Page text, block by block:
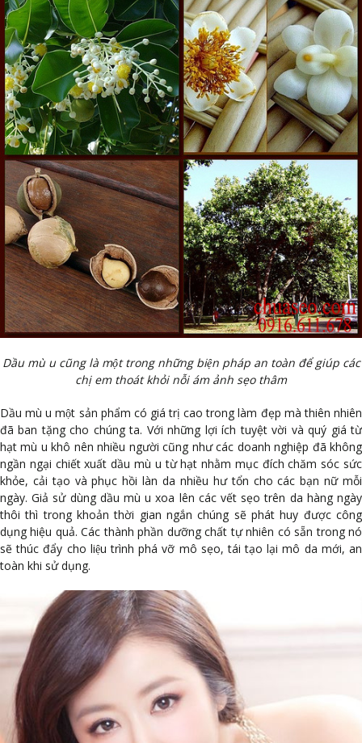
Dầu mù u cũng là một trong những biện pháp an toàn để giúp các
chị em thoát khỏi nỗi ám ảnh sẹo thâm
Dầu mù u một sản phẩm có giá trị cao trong làm đẹp mà thiên nhiên
đã ban tặng cho chúng ta. Với những lợi ích tuyệt vời và quý giá từ
hạt mù u khô nên nhiều người cũng như các doanh nghiệp đã không
ngần ngại chiết xuất dầu mù u từ hạt nhằm mục đích chăm sóc sức
khỏe, cải tạo và phục hồi làn da nhiều hư tổn cho các bạn nữ mỗi
ngày. Giả sử dùng dầu mù u xoa lên các vết sẹo trên da hàng ngày
thôi thì trong khoản thời gian ngắn chúng sẽ phát huy được công
dụng hiệu quả. Các thành phần dưỡng chất tự nhiên có sẵn trong nó
sẽ thúc đẩy cho liệu trình phá vỡ mô sẹo, tái tạo lại mô da mới, an
toàn khi sử dụng.